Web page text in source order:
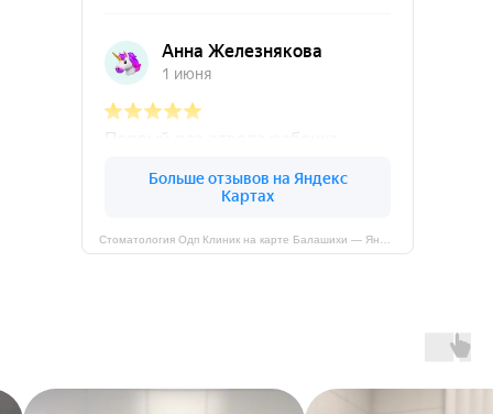
Стоматология Одп Клиник на карте Балашихи — Яндекс Карты
ЛО-50-01-011669 от 23.01.2020